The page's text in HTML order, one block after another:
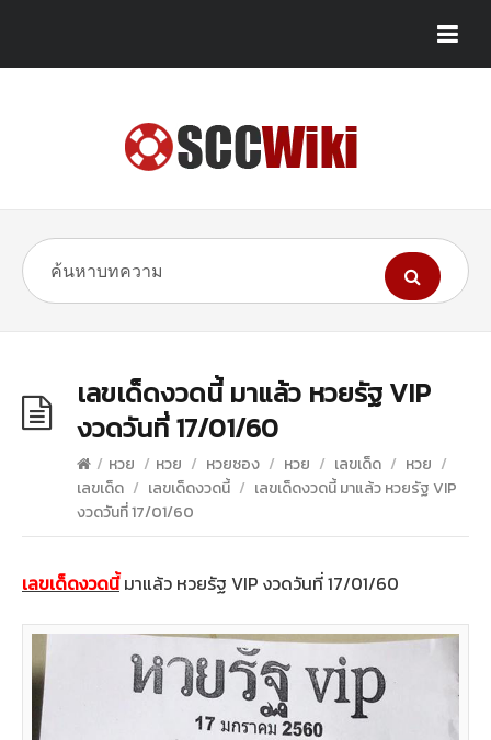
เลขเด็ดงวดนี้ มาแล้ว หวยรัฐ VIP
งวดวันที่ 17/01/60
/ หวย / หวย / หวยซอง / หวย / เลขเด็ด / หวย /
เลขเด็ด / เลขเด็ดงวดนี้ / เลขเด็ดงวดนี้ มาแล้ว หวยรัฐ VIP
งวดวันที่ 17/01/60
เลขเด็ดงวดนี้มาแล้ว หวยรัฐ VIP งวดวันที่ 17/01/60